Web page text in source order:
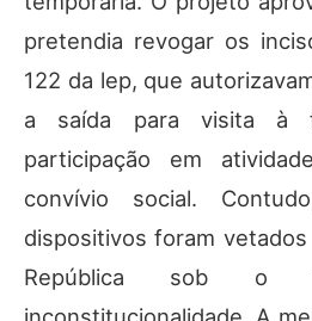
pretendia revogar os
122 da lep, que
a saída para visita à
participação em
convívio social.
dispositivos foram
República sob o